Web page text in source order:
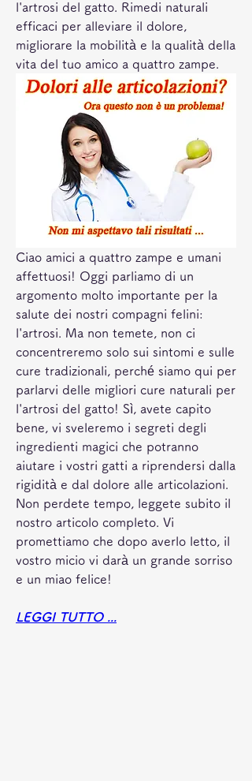
l'artrosi del gatto. Rimedi naturali
efficaci per alleviare il dolore,
migliorare la mobilità e la qualità della
vita del tuo amico a quattro zampe.
Ciao amici a quattro zampe e umani
affettuosi! Oggi parliamo di un
argomento molto importante per la
salute dei nostri compagni felini:
l'artrosi. Ma non temete, non ci
concentreremo solo sui sintomi e sulle
cure tradizionali, perché siamo qui per
parlarvi delle migliori cure naturali per
l'artrosi del gatto! Sì, avete capito
bene, vi sveleremo i segreti degli
ingredienti magici che potranno
aiutare i vostri gatti a riprendersi dalla
rigidità e dal dolore alle articolazioni.
Non perdete tempo, leggete subito il
nostro articolo completo. Vi
promettiamo che dopo averlo letto, il
vostro micio vi darà un grande sorriso
e un miao felice!
LEGGI TUTTO ...